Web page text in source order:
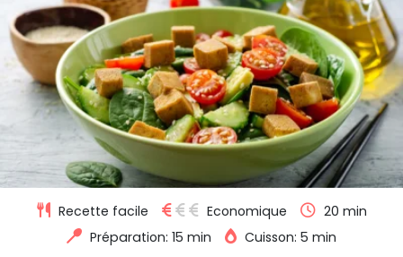
Recette facile Economique
20 min
Préparation: 15 min
Cuisson: 5 min